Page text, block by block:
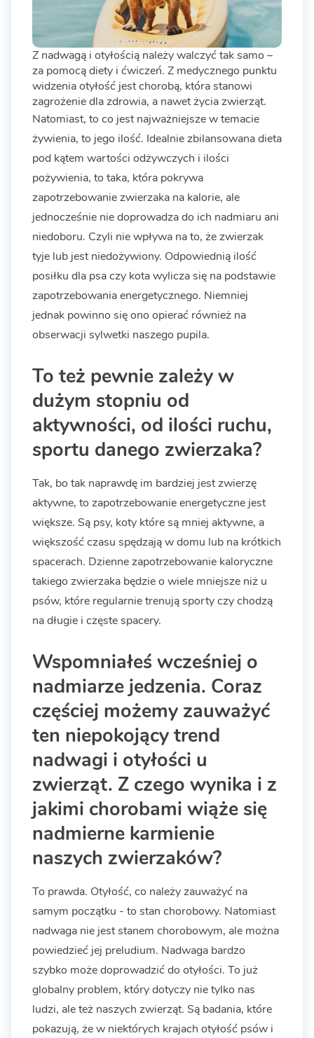
Z nadwagą i otyłością należy walczyć tak samo –
za pomocą diety i ćwiczeń. Z medycznego punktu
widzenia otyłość jest chorobą, która stanowi
zagrożenie dla zdrowia, a nawet życia zwierząt.
Natomiast, to co jest najważniejsze w temacie
żywienia, to jego ilość. Idealnie zbilansowana dieta
pod kątem wartości odżywczych i ilości
pożywienia, to taka, która pokrywa
zapotrzebowanie zwierzaka na kalorie, ale
jednocześnie nie doprowadza do ich nadmiaru ani
niedoboru. Czyli nie wpływa na to, że zwierzak
tyje lub jest niedożywiony. Odpowiednią ilość
posiłku dla psa czy kota wylicza się na podstawie
zapotrzebowania energetycznego. Niemniej
jednak powinno się ono opierać również na
obserwacji sylwetki naszego pupila.
To też pewnie zależy w
dużym stopniu od
aktywności, od ilości ruchu,
sportu danego zwierzaka?
Tak, bo tak naprawdę im bardziej jest zwierzę
aktywne, to zapotrzebowanie energetyczne jest
większe. Są psy, koty które są mniej aktywne, a
większość czasu spędzają w domu lub na krótkich
spacerach. Dzienne zapotrzebowanie kaloryczne
takiego zwierzaka będzie o wiele mniejsze niż u
psów, które regularnie trenują sporty czy chodzą
na długie i częste spacery.
Wspomniałeś wcześniej o
nadmiarze jedzenia. Coraz
częściej możemy zauważyć
ten niepokojący trend
nadwagi i otyłości u
zwierząt. Z czego wynika i z
jakimi chorobami wiąże się
nadmierne karmienie
naszych zwierzaków?
To prawda. Otyłość, co należy zauważyć na
samym początku - to stan chorobowy. Natomiast
nadwaga nie jest stanem chorobowym, ale można
powiedzieć jej preludium. Nadwaga bardzo
szybko może doprowadzić do otyłości. To już
globalny problem, który dotyczy nie tylko nas
ludzi, ale też naszych zwierząt. Są badania, które
pokazują, że w niektórych krajach otyłość psów i